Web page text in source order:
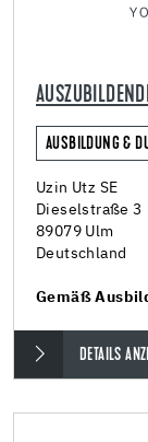
AUSBILDUNG &
Uzin Utz SE
Dieselstraße 3
89079 Ulm
Deutschland
Gemäß
DETAILS